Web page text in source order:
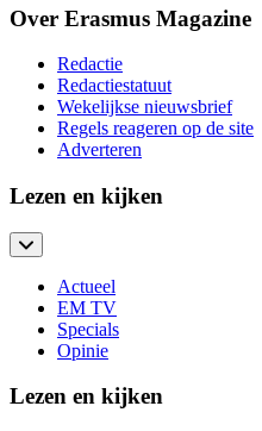
Over Erasmus Magazine
Redactie
Redactiestatuut
Wekelijkse nieuwsbrief
Regels reageren op de site
Adverteren
Lezen en kijken
Actueel
EM TV
Specials
Opinie
Lezen en kijken